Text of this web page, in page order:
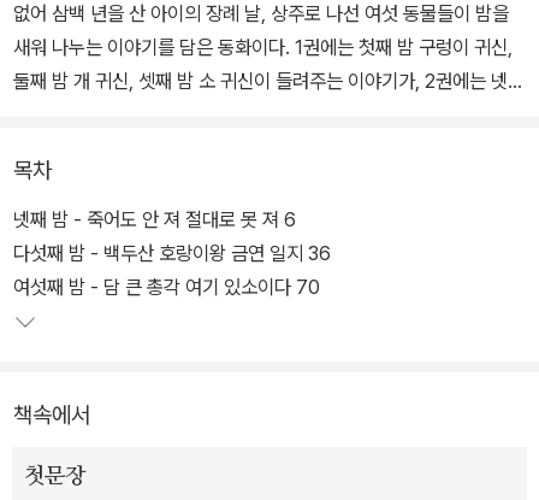
없어 삼백 년을 산 아이의 장례 날, 상주로 나선 여섯 동물들이 밤을
새워 나누는 이야기를 담은 동화이다. 1권에는 첫째 밤 구렁이 귀신,
둘째 밤 개 귀신, 셋째 밤 소 귀신이 들려주는 이야기가, 2권에는 넷째
첫째 날 구렁이 귀신은 달걀 좋아하던 외동딸 이야기를 들려준다. 둘
째 날 개 귀신은 시름시름 앓던 임금님의 개를 돌보던 꼬마 이야기, 셋
째 날 소 귀신은 연날리기 좋아하는 아이가 구경한 연나라 이야기를
한다. 이처럼 동물 귀신들이 들려주는 각각의 이야기는 새로운 인물
이야기를 듣다 보면 그 속의 어느 장면이 삼백이의 길고 긴 삶과 뜻하
얽혀 있는 곳이 바로 이 세상이라는 메시지를 절묘하게 반영한 구성
목차
넷째 밤 - 죽어도 안 져 절대로 못 져 6
다섯째 밤 - 백두산 호랑이왕 금연 일지 36
여섯째 밤 - 담 큰 총각 여기 있소이다 70
책속에서
첫문장